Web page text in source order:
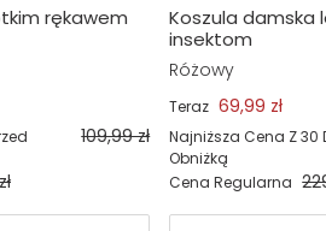
rękawem
109,99 zł
Koszula damska
insektom
Różowy
Teraz 69,99 zł
Najniższa Cena Z 30
Obniżką
Cena Regularna